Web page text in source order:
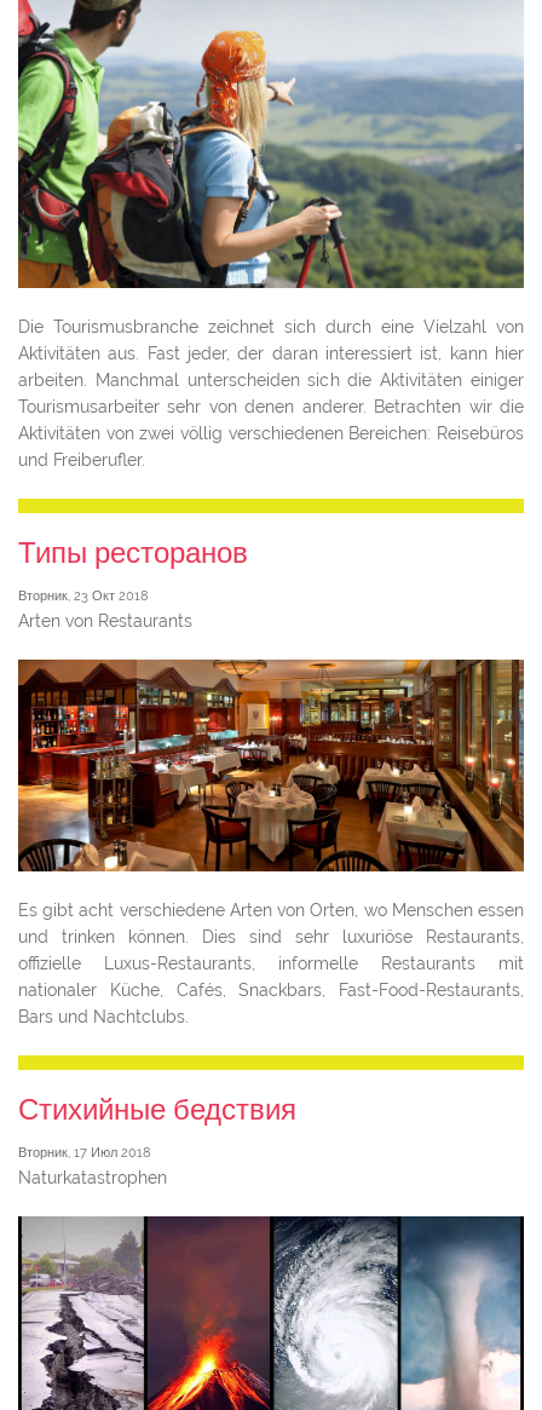
Die Tourismusbranche zeichnet sich durch eine Vielzahl von
Aktivitäten aus. Fast jeder, der daran interessiert ist, kann hier
arbeiten. Manchmal unterscheiden sich die Aktivitäten einiger
Tourismusarbeiter sehr von denen anderer. Betrachten wir die
Aktivitäten von zwei völlig verschiedenen Bereichen: Reisebüros
und Freiberufler.
Типы ресторанов
Вторник, 23 Окт 2018
Arten von Restaurants
Es gibt acht verschiedene Arten von Orten, wo Menschen essen
und trinken können. Dies sind sehr luxuriöse Restaurants,
offizielle Luxus-Restaurants, informelle Restaurants mit
nationaler Küche, Cafés, Snackbars, Fast-Food-Restaurants,
Bars und Nachtclubs.
Стихийные бедствия
Вторник, 17 Июл 2018
Naturkatastrophen